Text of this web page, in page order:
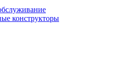
конструкторы